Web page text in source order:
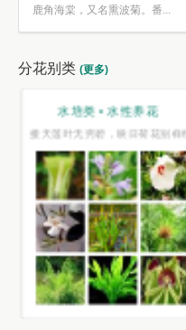
鹿角海棠，又名熏波菊。番...
分花别类 (更多)
水培类 • 水性养花
接天莲叶无穷碧，映日荷花别样红